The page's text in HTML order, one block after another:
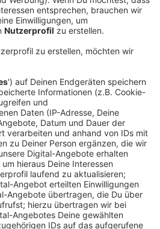
25 - schlimmstenfalls
NRW-
Laschet (CDU) betonte, dass
ab sofort überall und
erst dann wenn die Zahl der
pro 100.000 Einwohner
50 Neuinfektionen pro 100.000
Beispiel für Hamm, gelten die
sollen aber auch nur in der
dem Landkreis
"Donald Duck"